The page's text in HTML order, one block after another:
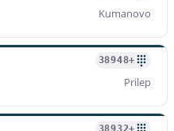
Kumanovo
+38948
Prilep